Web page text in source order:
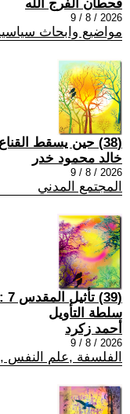
قحطان الفرج الله
2026 / 8 / 9
مواضيع وابحاث
(38) حين يسقط القناع... ويتكلم الزمن
خالد محمود خدر
2026 / 8 / 9
المجتمع المدني
سلطة التأويل
أحمد زكرد
2026 / 8 / 9
الفلسفة ,علم النفس ,